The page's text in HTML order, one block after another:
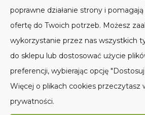
MOJE KONTO
poprawne działanie strony i
ofertę do Twoich potrzeb. Możesz
wykorzystanie przez nas wszystkich
do sklepu lub dostosować użycie
preferencji, wybierając opcję
Więcej o plikach cookies przeczytasz
prywatności.